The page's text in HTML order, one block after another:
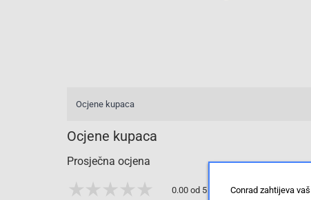
Ocjene kupaca
Ocjene kupaca
Prosječna ocjena
0.00 od 5 zvjezdicaConrad zahtijeva